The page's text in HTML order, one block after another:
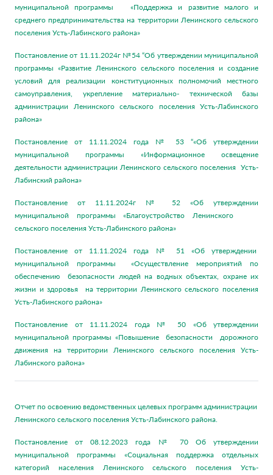
муниципальной программы «Поддержка и развитие малого и
среднего предпринимательства на территории Ленинского сельского
поселения Усть-Лабинского района»
Постановление от 11.11.2024г №54 “Об утверждении муниципальной
программы «Развитие Ленинского сельского поселения и создание
условий для реализации конституционных полномочий местного
самоуправления, укрепление материально- технической базы
администрации Ленинского сельского поселения Усть-Лабинского
района»
Постановление от 11.11.2024 года № 53 “«Об утверждении
муниципальной программы «Информационное освещение
деятельности администрации Ленинского сельского поселения Усть-
Лабинский района»
Постановление от 11.11.2024г № 52 «Об утверждении
муниципальной программы «Благоустройство Ленинского
сельского поселения Усть-Лабинского района»
Постановление от 11.11.2024 года № 51 «Об утверждении
муниципальной программы «Осуществление мероприятий по
обеспечению безопасности людей на водных объектах, охране их
жизни и здоровья на территории Ленинского сельского поселения
Усть-Лабинского района»
Постановление от 11.11.2024 года № 50 «Об утверждении
муниципальной программы «Повышение безопасности дорожного
движения на территории Ленинского сельского поселения Усть-
Лабинского района»
Отчет по освоению ведомственных целевых программ администрации
Ленинского сельского поселения Усть-Лабинского района.
Постановление от 08.12.2023 года № 70 Об утверждении
муниципальной программы «Социальная поддержка отдельных
категорий населения Ленинского сельского поселения Усть-